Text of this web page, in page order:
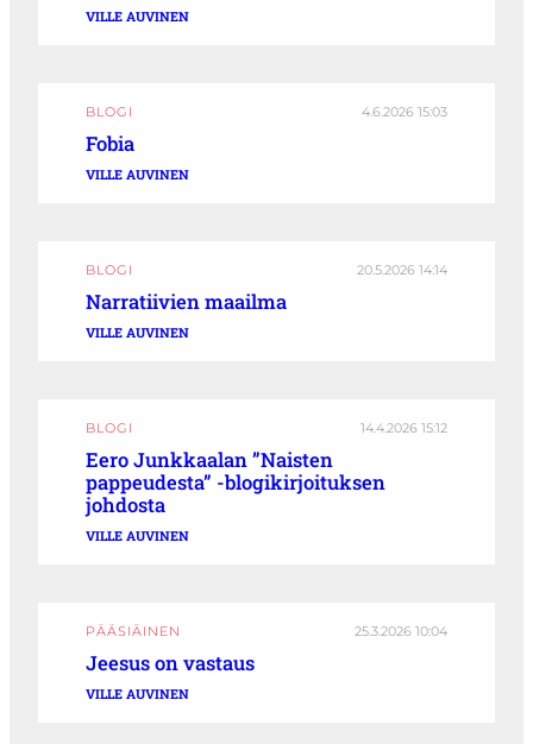
VILLE AUVINEN
BLOGI 4.6.2026 15:03
Fobia
VILLE AUVINEN
BLOGI 20.5.2026 14:14
Narratiivien maailma
VILLE AUVINEN
BLOGI 14.4.2026 15:12
Eero Junkkaalan ”Naisten
pappeudesta” -blogikirjoituksen
johdosta
VILLE AUVINEN
PÄÄSIÄINEN 25.3.2026 10:04
Jeesus on vastaus
VILLE AUVINEN